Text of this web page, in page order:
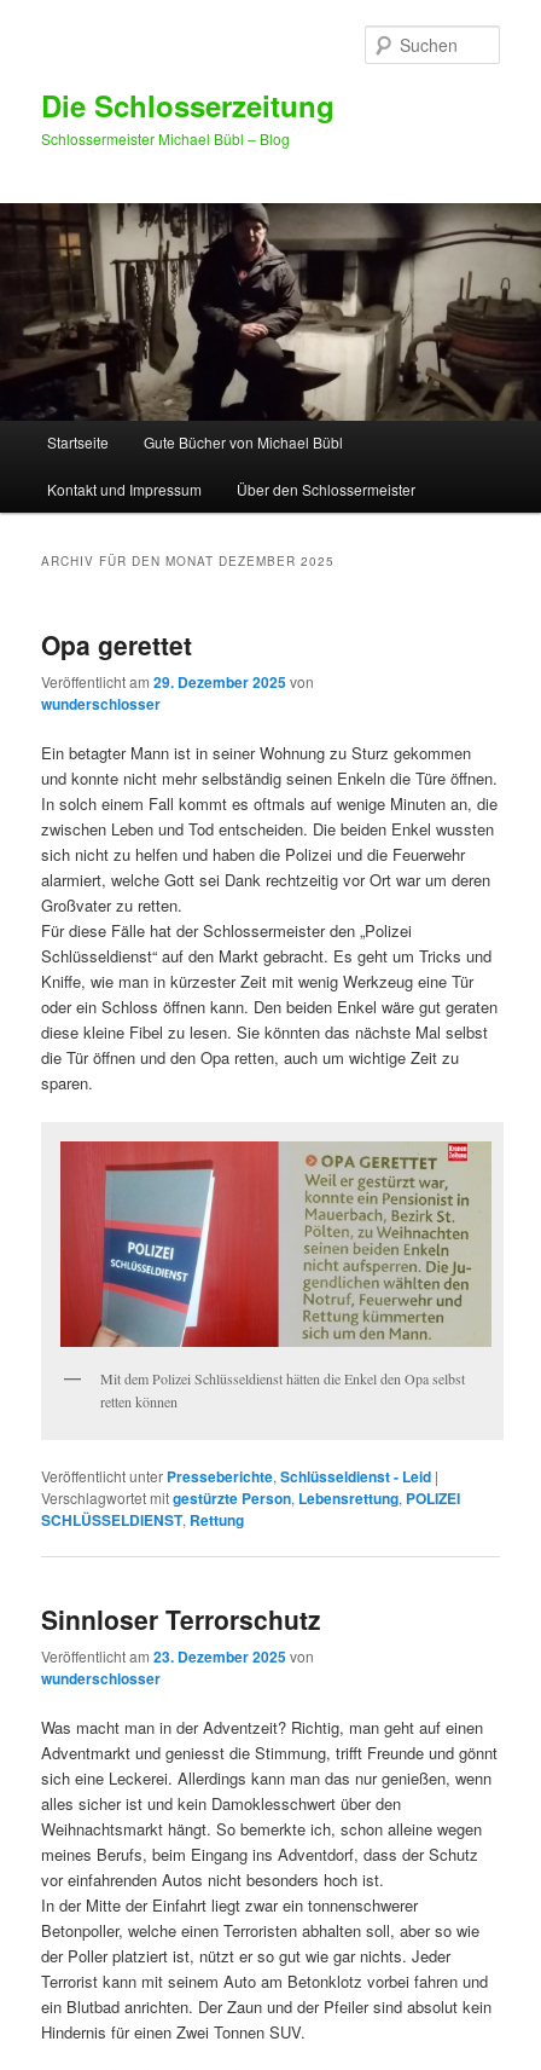
Die Schlosserzeitung
Schlossermeister Michael Bübl – Blog
Zum Inhalt wechseln
Zum sekundären Inhalt wechseln
Startseite Gute Bücher von Michael Bübl
Kontakt und Impressum Über den Schlossermeister
ARCHIV FÜR DEN MONAT DEZEMBER 2025
Opa gerettet
Veröffentlicht am29. Dezember 2025von
wunderschlosser
Ein betagter Mann ist in seiner Wohnung zu Sturz gekommen
und konnte nicht mehr selbständig seinen Enkeln die Türe öffnen.
In solch einem Fall kommt es oftmals auf wenige Minuten an, die
zwischen Leben und Tod entscheiden. Die beiden Enkel wussten
sich nicht zu helfen und haben die Polizei und die Feuerwehr
alarmiert, welche Gott sei Dank rechtzeitig vor Ort war um deren
Großvater zu retten.
Für diese Fälle hat der Schlossermeister den „Polizei
Schlüsseldienst“ auf den Markt gebracht. Es geht um Tricks und
Kniffe, wie man in kürzester Zeit mit wenig Werkzeug eine Tür
oder ein Schloss öffnen kann. Den beiden Enkel wäre gut geraten
diese kleine Fibel zu lesen. Sie könnten das nächste Mal selbst
die Tür öffnen und den Opa retten, auch um wichtige Zeit zu
sparen.
Mit dem Polizei Schlüsseldienst hätten die Enkel den Opa selbst
retten können
Veröffentlicht unter Presseberichte,Schlüsseldienst - Leid |
Verschlagwortet mitgestürzte Person, Lebensrettung, POLIZEI
SCHLÜSSELDIENST, Rettung
Sinnloser Terrorschutz
Veröffentlicht am23. Dezember 2025von
wunderschlosser
Was macht man in der Adventzeit? Richtig, man geht auf einen
Adventmarkt und geniesst die Stimmung, trifft Freunde und gönnt
sich eine Leckerei. Allerdings kann man das nur genießen, wenn
alles sicher ist und kein Damoklesschwert über den
Weihnachtsmarkt hängt. So bemerkte ich, schon alleine wegen
meines Berufs, beim Eingang ins Adventdorf, dass der Schutz
vor einfahrenden Autos nicht besonders hoch ist.
In der Mitte der Einfahrt liegt zwar ein tonnenschwerer
Betonpoller, welche einen Terroristen abhalten soll, aber so wie
der Poller platziert ist, nützt er so gut wie gar nichts. Jeder
Terrorist kann mit seinem Auto am Betonklotz vorbei fahren und
ein Blutbad anrichten. Der Zaun und der Pfeiler sind absolut kein
Hindernis für einen Zwei Tonnen SUV.